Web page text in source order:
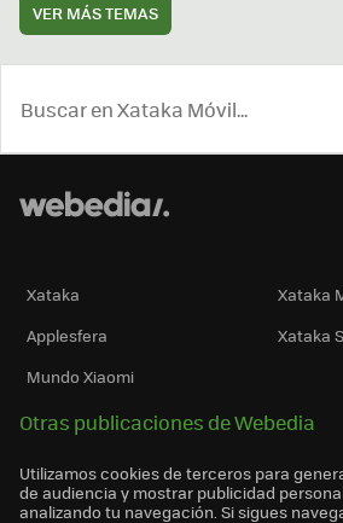
VER MÁS TEMAS
Xataka
Xataka
Applesfera
Xataka
Mundo Xiaomi
Otras publicaciones de Webedia
Utilizamos cookies de terceros para
de audiencia y mostrar publicidad
analizando tu navegación. Si sigues